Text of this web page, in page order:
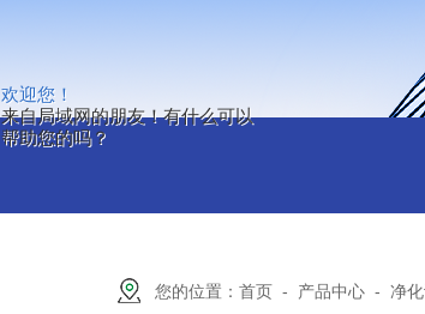
欢迎您！
来自局域网的朋友！有什么可以
帮助您的吗？
SX2-9-17TP高温
您的位置：首页 - 产品中心 -净